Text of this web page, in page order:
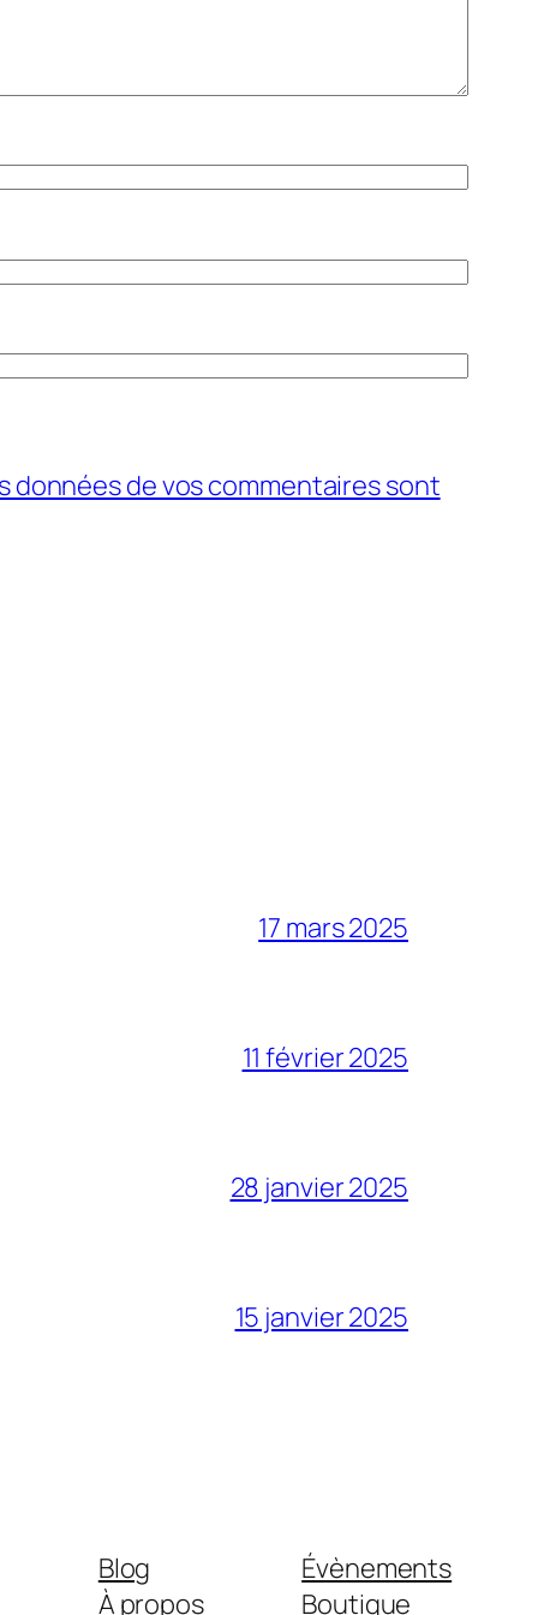
données de vos commentaires sont
17 mars 2025
11 février 2025
28 janvier 2025
15 janvier 2025
Blog
À propos
Évènements
Boutique